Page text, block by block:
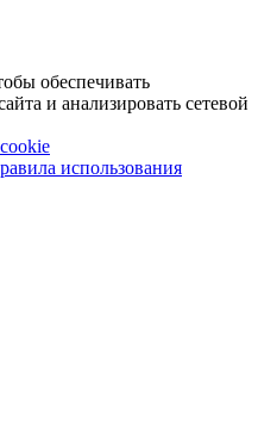
обеспечивать
и анализировать сетевой
использования